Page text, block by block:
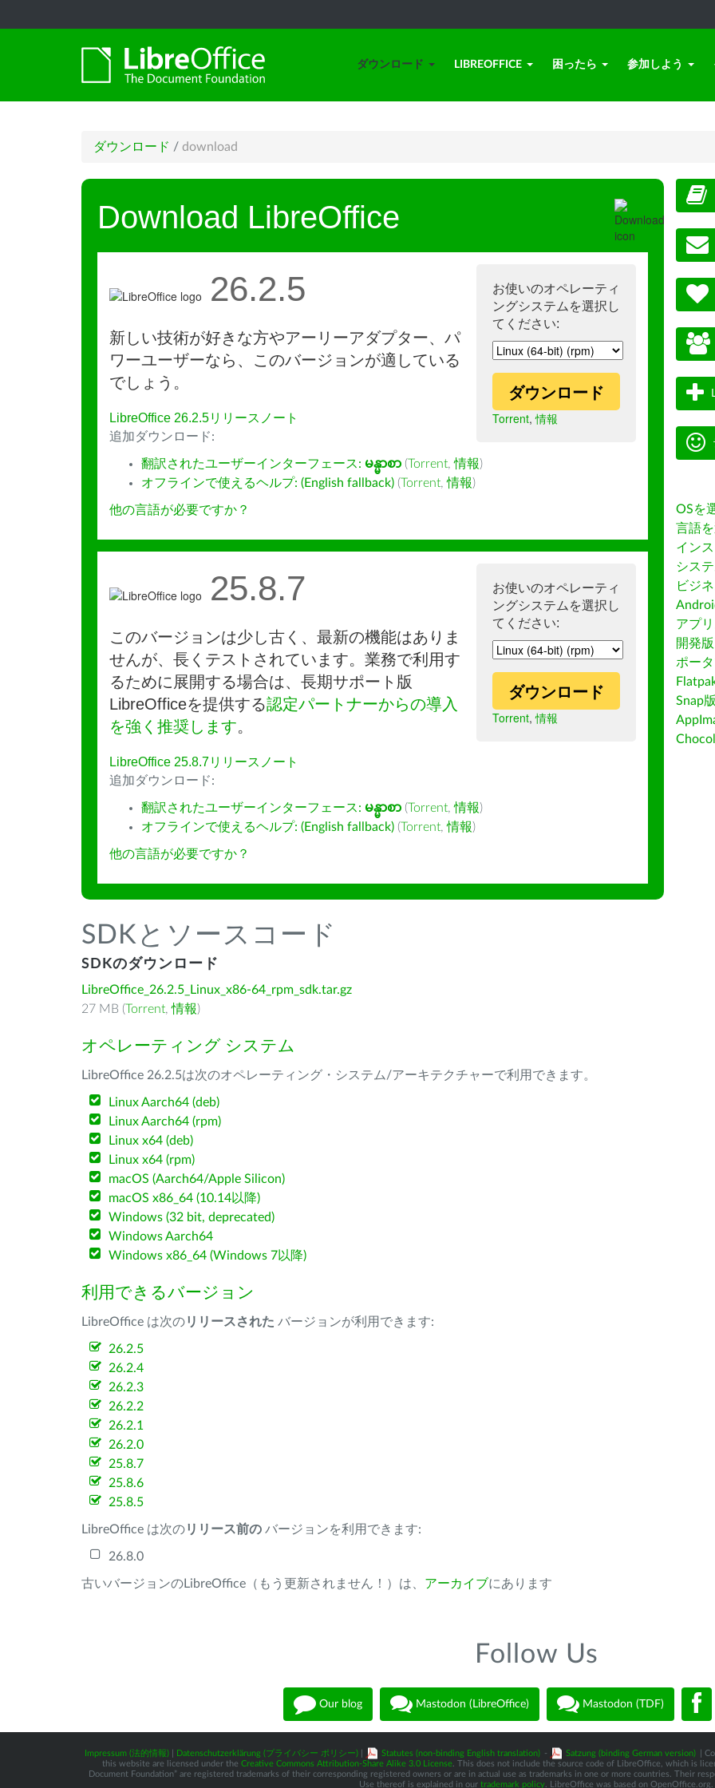
ダウンロード LIBREOFFICE 困ったら 参加しよう
ダウンロード / download
Download LibreOffice
お使いのオペレーティ
ングシステムを選択し
てください:
ダウンロード
Torrent,情報
26.2.5
新しい技術が好きな方やアーリーアダプター、パ
ワーユーザーなら、このバージョンが適している
でしょう。
LibreOffice 26.2.5リリースノート
追加ダウンロード:
翻訳されたユーザーインターフェース: မန္မာစာ (Torrent,情報)
オフラインで使えるヘルプ: (English fallback) (Torrent,情報)
他の言語が必要ですか？
お使いのオペレーティ
ングシステムを選択し
てください:
ダウンロード
Torrent,情報
25.8.7
このバージョンは少し古く、最新の機能はありま
せんが、長くテストされています。業務で利用す
るために展開する場合は、長期サポート版
LibreOfficeを提供する認定パートナーからの導入
を強く推奨します。
LibreOffice 25.8.7リリースノート
追加ダウンロード:
翻訳されたユーザーインターフェース: မန္မာစာ (Torrent,情報)
オフラインで使えるヘルプ: (English fallback) (Torrent,情報)
他の言語が必要ですか？
SDKとソースコード
SDKのダウンロード
LibreOffice_26.2.5_Linux_x86-64_rpm_sdk.tar.gz
27 MB (Torrent,情報)
オペレーティング システム
LibreOffice 26.2.5は次のオペレーティング・システム/アーキテクチャーで利用できます。
Linux Aarch64 (deb)
Linux Aarch64 (rpm)
Linux x64 (deb)
Linux x64 (rpm)
macOS (Aarch64/Apple Silicon)
macOS x86_64 (10.14以降)
Windows (32 bit, deprecated)
Windows Aarch64
Windows x86_64 (Windows 7以降)
利用できるバージョン
LibreOffice は次のリリースされた バージョンが利用できます:
26.2.5
26.2.4
26.2.3
26.2.2
26.2.1
26.2.0
25.8.7
25.8.6
25.8.5
LibreOffice は次のリリース前の バージョンを利用できます:
26.8.0
古いバージョンのLibreOffice（もう更新されません！）は、 アーカイブにあります
OSを
言語
イン
シス
ビジ
アプ
開発版
ポー
Snap版
Follow Us
Our blog Mastodon (LibreOffice) Mastodon (TDF)
Impressum (法的情報) Datenschutzerklärung (プライバシー ポリシー) Statutes (non-binding English translation) - Satzung (binding German version)
|
this website are licensed under the Creative Commons Attribution-Share Alike 3.0 License. This does not include the source code of LibreOffice, which is
Document Foundation” are registered trademarks of their corresponding registered owners or are in actual use as trademarks in one or more countries. Their
Use thereof is explained in our trademark policy . LibreOffice was based on OpenOffice.org.